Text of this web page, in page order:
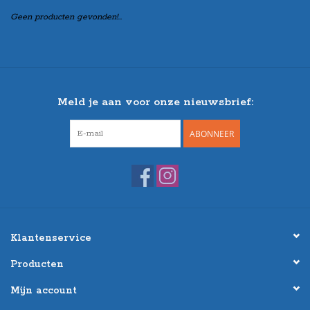
Geen producten gevonden!...
Meld je aan voor onze nieuwsbrief:
ABONNEER
Klantenservice
Producten
Mijn account